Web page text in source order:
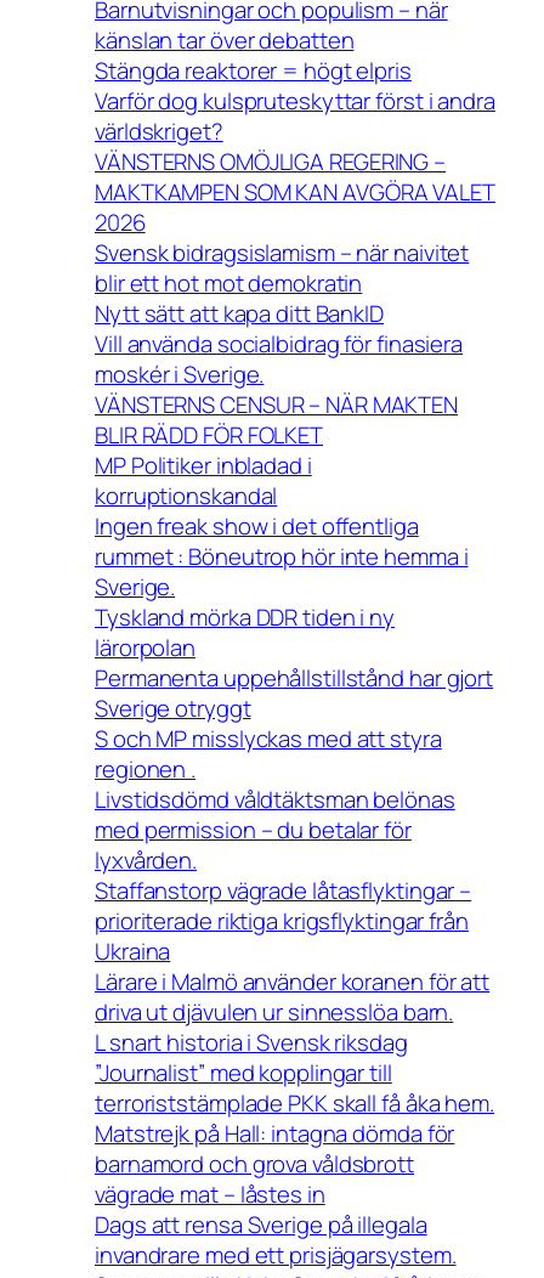
Barnutvisningar och populism – när
känslan tar över debatten
Stängda reaktorer = högt elpris
Varför dog kulspruteskyttar först i andra
världskriget?
VÄNSTERNS OMÖJLIGA REGERING –
MAKTKAMPEN SOM KAN AVGÖRA VALET
2026
Svensk bidragsislamism – när naivitet
blir ett hot mot demokratin
Nytt sätt att kapa ditt BankID
Vill använda socialbidrag för finasiera
moskér i Sverige.
VÄNSTERNS CENSUR – NÄR MAKTEN
BLIR RÄDD FÖR FOLKET
MP Politiker inbladad i
korruptionskandal
Ingen freak show i det offentliga
rummet : Böneutrop hör inte hemma i
Sverige.
Tyskland mörka DDR tiden i ny
lärorpolan
Permanenta uppehållstillstånd har gjort
Sverige otryggt
S och MP misslyckas med att styra
regionen .
Livstidsdömd våldtäktsman belönas
med permission – du betalar för
lyxvården.
Staffanstorp vägrade låtasflyktingar –
prioriterade riktiga krigsflyktingar från
Ukraina
Lärare i Malmö använder koranen för att
driva ut djävulen ur sinnesslöa barn.
L snart historia i Svensk riksdag
”Journalist” med kopplingar till
terroriststämplade PKK skall få åka hem.
Matstrejk på Hall: intagna dömda för
barnamord och grova våldsbrott
vägrade mat – låstes in
Dags att rensa Sverige på illegala
invandrare med ett prisjägarsystem.